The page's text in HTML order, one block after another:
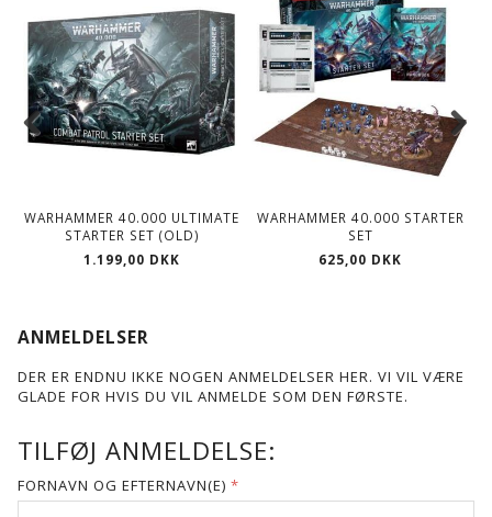
WARHAMMER 40.000 ULTIMATE
STARTER SET (OLD)
1.199,00 DKK
WARHAMMER 40.000 STARTER
SET
625,00 DKK
ANMELDELSER
DER ER ENDNU IKKE NOGEN ANMELDELSER HER. VI VIL VÆRE
GLADE FOR HVIS DU VIL ANMELDE SOM DEN FØRSTE.
TILFØJ ANMELDELSE:
FORNAVN OG EFTERNAVN(E)